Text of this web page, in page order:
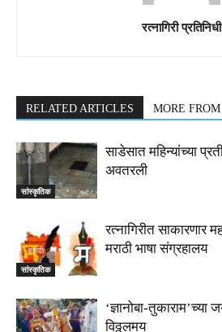
रत्नागिरी प्रतिनिधी
RELATED ARTICLES MORE
सांस्कृतिक
साडेसात महिन्यांच्या
अवतरली
सांस्कृतिक
रत्नागिरीत साकारणार
मराठी भाषा संग्रहालय
‘ज्ञानोबा-तुकाराम’च्या
विठ्ठलमय